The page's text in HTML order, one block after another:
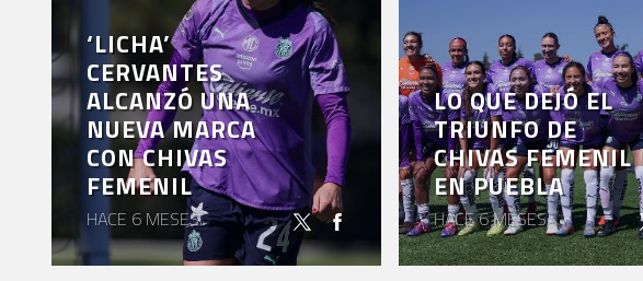
REBAÑO
CHIVAS
TIENDA
CHIVAS
CHIVASTV
ESTADIO
AKRON
‘LICHA’
CERVANTES
ALCANZÓ UNA
NUEVA MARCA
CON CHIVAS
FEMENIL
HACE 6 MESES
LO QUE DEJÓ EL
TRIUNFO DE
CHIVAS FEMENIL
EN PUEBLA
HACE 6 MESES